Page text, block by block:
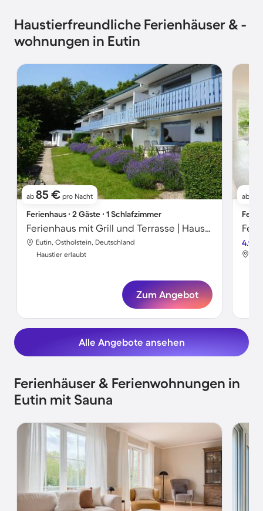
Haustierfreundliche Ferienhäuser & -
wohnungen in Eutin
ab 85 € pro Nacht
Ferienhaus ∙ 2 Gäste ∙ 1 Schlafzimmer
Ferienhaus mit Grill und Terrasse | Haustiere sind willkommen
Eutin, Ostholstein, Deutschland
Haustier erlaubt
Zum Angebot
ab
4.9
Alle Angebote ansehen
Ferienhäuser & Ferienwohnungen in
Eutin mit Sauna